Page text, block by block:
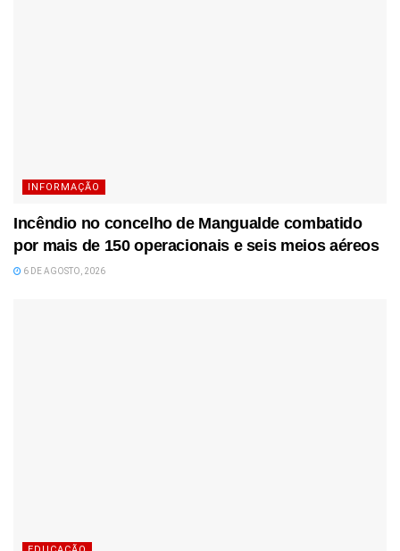
INFORMAÇÃO
Incêndio no concelho de Mangualde combatido
por mais de 150 operacionais e seis meios aéreos
6 DE AGOSTO, 2026